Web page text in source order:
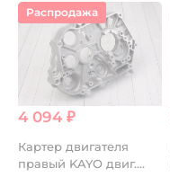
Распродажа
4 094 ₽
Картер двигателя
правый KAYO двиг.